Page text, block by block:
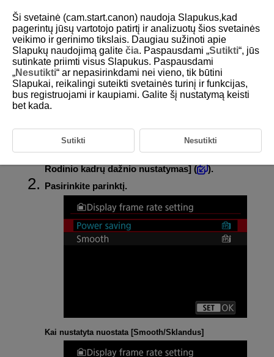
D388-116
Rodinio kadrų dažnis
Galite nustatyti fotografavimo ekrano kadrų dažnį fotografuojant.
Rodinio kadrų dažnio nustatymas] (
).
Pasirinkite parinktį.
Kai nustatyta nuostata [Smooth/Sklandus]
Ši svetainė (cam.start.canon) naudoja Slapukus,kad
pagerintų jūsų vartotojo patirtį ir analizuotų šios svetainės
veikimo ir gerinimo tikslais. Daugiau sužinoti apie
Slapukų naudojimą galite čia. Paspausdami „Sutikti“, jūs
sutinkate priimti visus Slapukus. Paspausdami
„Nesutikti“ ar nepasirinkdami nei vieno, tik būtini
Slapukai, reikalingi suteikti svetainės turinį ir funkcijas,
bus registruojami ir kaupiami. Galite šį nustatymą keisti
bet kada.
Sutikti Nesutikti